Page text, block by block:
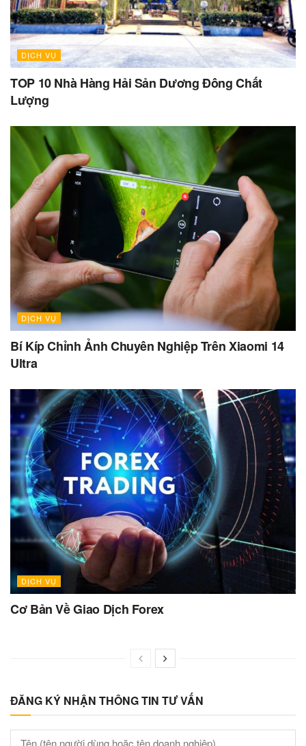
DỊCH VỤ
TOP 10 Nhà Hàng Hải Sản Dương Đông Chất
Lượng
DỊCH VỤ
Bí Kíp Chỉnh Ảnh Chuyên Nghiệp Trên Xiaomi 14
Ultra
DỊCH VỤ
Cơ Bản Về Giao Dịch Forex
ĐĂNG KÝ NHẬN THÔNG TIN TƯ VẤN